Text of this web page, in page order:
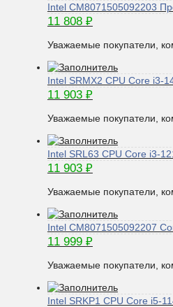
Intel CM8071505092203
11 808 ₽
Уважаемые покупатели,
Intel SRMX2 CPU Core i3-
11 903 ₽
Уважаемые покупатели,
Intel SRL63 CPU Core i3-
11 903 ₽
Уважаемые покупатели,
Intel CM8071505092207
11 999 ₽
Уважаемые покупатели,
Intel SRKP1 CPU Core i5-